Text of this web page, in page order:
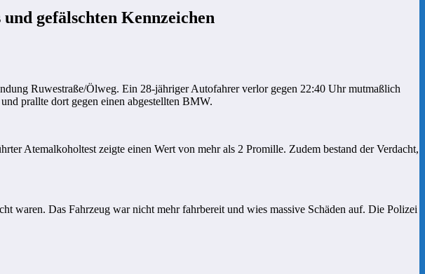
gefälschten Kennzeichen
Ruwestraße/Ölweg. Ein 28-jähriger Autofahrer verlor gegen 22:40 Uhr mutmaßlich
prallte dort gegen einen abgestellten BMW.
Atemalkoholtest zeigte einen Wert von mehr als 2 Promille. Zudem bestand der Verdacht,
waren. Das Fahrzeug war nicht mehr fahrbereit und wies massive Schäden auf. Die Polizei